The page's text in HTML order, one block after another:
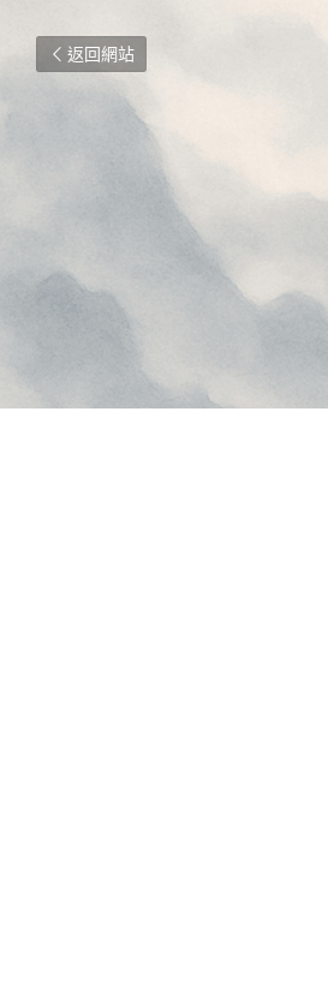
返回網站